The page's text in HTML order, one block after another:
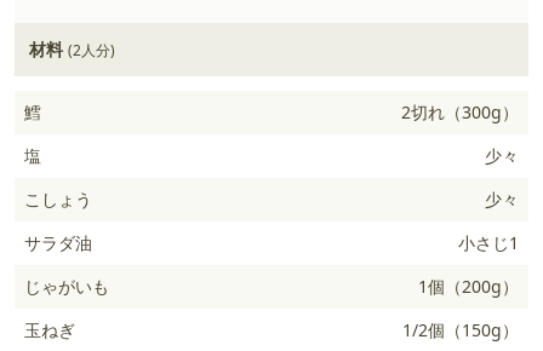
材料 (2人分)
鱈
2切れ（300g）
塩
少々
こしょう
少々
サラダ油
小さじ1
じゃがいも
1個（200g）
玉ねぎ
1/2個（150g）